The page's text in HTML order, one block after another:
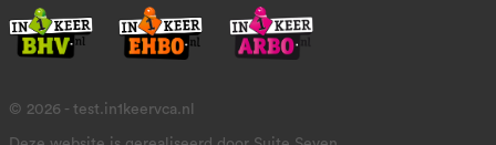
© 2026 - test.in1keervca.nl